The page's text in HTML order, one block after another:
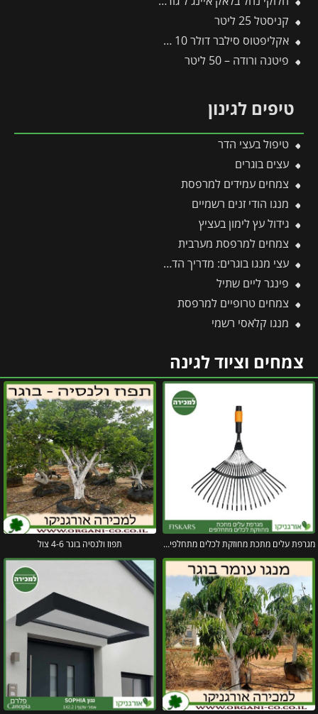
קניסטל 25 ליטר
אקליפטוס סילבר דולר 10 ליטר
פיטנה ורודה – 50 ליטר
טיפים לגינון
טיפול בעצי הדר
עצים בוגרים
צמחים עמידים למרפסת
מנגו הודי זנים רשמיים
גידול עץ לימון בעציץ
צמחים למרפסת מערבית
עצי מנגו בוגרים: מדריך הדרך המהירה לפירות וצל בגינה
פינגר ליים שתיל
צמחים טרופיים למרפסת
מנגו קלאסי רשמי
צמחים וציוד לגינה
מגרפת עלים מתכת מחוזקת לכלים מתחלפים פיסקארס תפוז ולנסיה בוגר 4-6 צול